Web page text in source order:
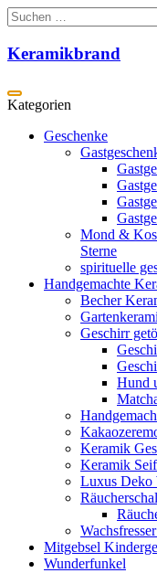
Zum
Inhalt
springen
Suchen
nach:
Keramikbrand
Geschenke
Mond &
Sterne
spirituelle
Handgemachte
Becher
Geschirr
Hund
Keramik
Keramik
Luxus Deko
Mitgebsel
Wunderfunkel